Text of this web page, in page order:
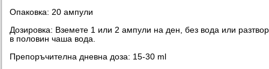
Опаковка: 20 ампули
Дозировка: Вземете 1 или 2 ампули на ден, без вода или
в половин чаша вода.
Препоръчителна дневна доза: 15-30 ml